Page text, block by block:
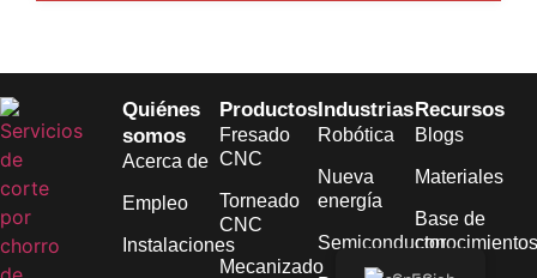
Quiénes
somos
Acerca de
Empleo
Instalaciones
Productos
Fresado
CNC
Torneado
CNC
Mecanizado
Industrias
Robótica
Nueva
energía
Semiconductor
Recursos
Blogs
Materiales
Base de